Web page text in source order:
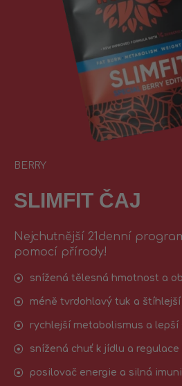
BERRY
SLIMFIT ČAJ
Nejchutnější 21denní
pomocí přírody!
snížená tělesná hmotnost a
méně tvrdohlavý tuk a štíhlejší
rychlejší metabolismus a lepší
snížená chuť k jídlu a regulace
posilovač energie a silná